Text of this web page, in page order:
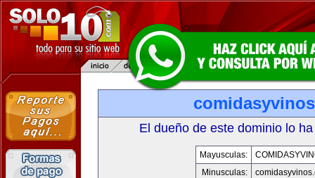
El dueño de este dominio lo
Mayusculas:
Minusculas: